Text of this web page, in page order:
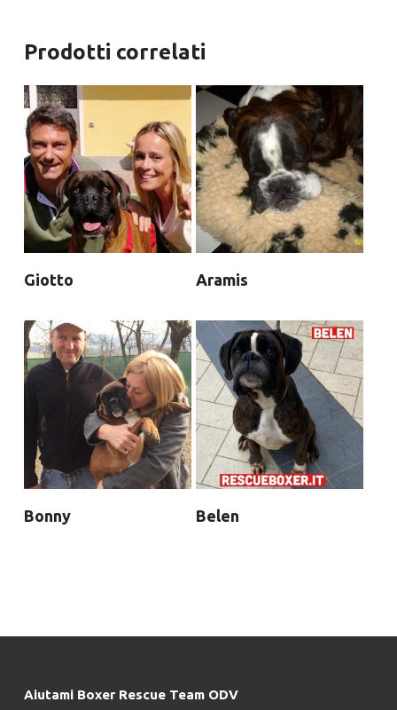
Prodotti correlati
Giotto Aramis
Bonny Belen
Aiutami Boxer Rescue Team ODV